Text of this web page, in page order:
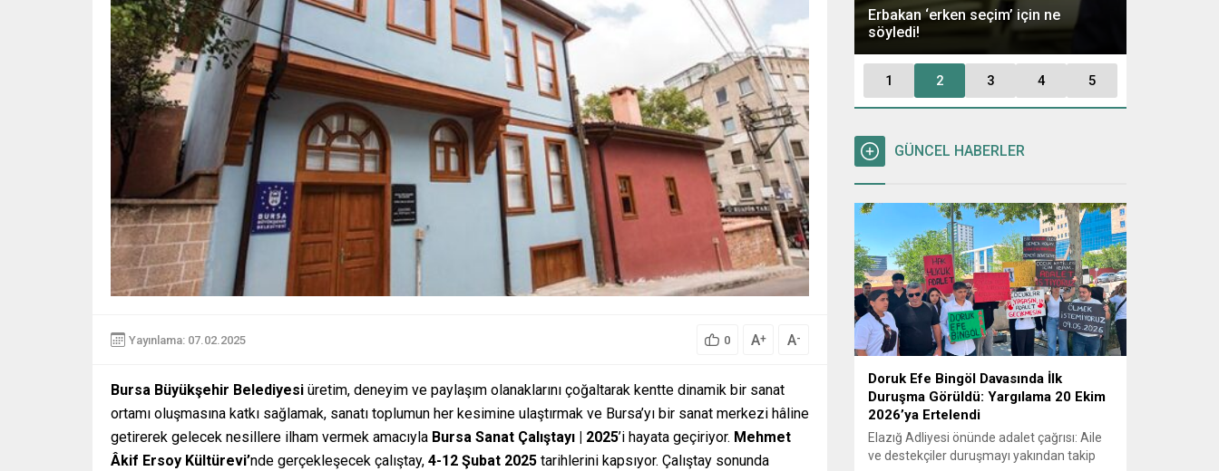
Yayınlama: 07.02.2025 0 A+ A-
Bursa Büyükşehir Belediyesi üretim, deneyim ve paylaşım olanaklarını çoğaltarak kentte dinamik bir sanat
ortamı oluşmasına katkı sağlamak, sanatı toplumun her kesimine ulaştırmak ve Bursa’yı bir sanat merkezi hâline
getirerek gelecek nesillere ilham vermek amacıyla Bursa Sanat Çalıştayı | 2025’i hayata geçiriyor. Mehmet
Âkif Ersoy Kültürevi’nde gerçekleşecek çalıştay, 4-12 Şubat 2025 tarihlerini kapsıyor. Çalıştay sonunda
“Engellilik Bir Eksiklik Değil,
Adalet Meselesidir”
Erbakan ‘erken seçim’ için ne
söyledi!
1 2 3 4 5
GÜNCEL HABERLER
Doruk Efe Bingöl Davasında İlk
Duruşma Görüldü: Yargılama 20 Ekim
2026’ya Ertelendi
Elazığ Adliyesi önünde adalet çağrısı: Aile
ve destekçiler duruşmayı yakından takip